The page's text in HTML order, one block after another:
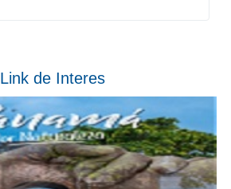
Link de Interes